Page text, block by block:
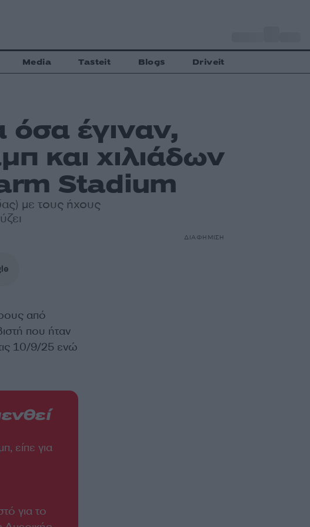
Media Tasteit Blogs Driveit
όσα έγιναν,
και χιλιάδων
Stadium
με τους ήχους
από
που ήταν
10/9/25 ενώ
είπε για
για το
ΔΙΑΦΗΜΙΣΗ